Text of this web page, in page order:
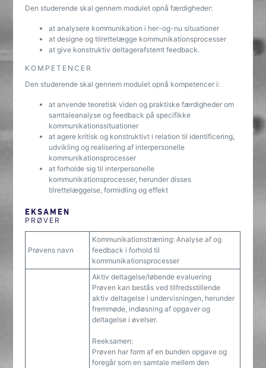
Den studerende skal gennem modulet opnå færdigheder:
at analysere kommunikation i her-og-nu situationer
at designe og tilrettelægge kommunikationsprocesser
at give konstruktiv deltagerafstemt feedback.
KOMPETENCER
Den studerende skal gennem modulet opnå kompetencer i:
at anvende teoretisk viden og praktiske færdigheder om
samtaleanalyse og feedback på specifikke
kommunikationssituationer
at agere kritisk og konstruktivt i relation til identificering,
udvikling og realisering af interpersonelle
kommunikationsprocesser
at forholde sig til interpersonelle
kommunikationsprocesser, herunder disses
tilrettelæggelse, formidling og effekt
EKSAMEN
PRØVER
Prøvens navn
Kommunikationstræning: Analyse af og
feedback i forhold til
kommunikationsprocesser
Aktiv deltagelse/løbende evaluering
Prøven kan bestås ved tilfredsstillende
aktiv deltagelse i undervisningen, herunder
fremmøde, indløsning af opgaver og
deltagelse i øvelser.
Reeksamen:
Prøven har form af en bunden opgave og
foregår som en samtale mellem den